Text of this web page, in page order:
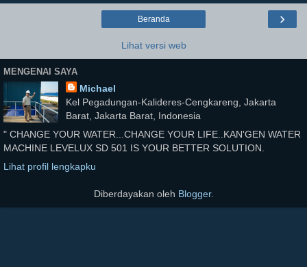
›
Beranda
Lihat versi web
MENGENAI SAYA
Michael
Kel Pegadungan-Kalideres-Cengkareng, Jakarta
Barat, Jakarta Barat, Indonesia
" CHANGE YOUR WATER...CHANGE YOUR LIFE..KAN'GEN WATER
MACHINE LEVELUX SD 501 IS YOUR BETTER SOLUTION.
Lihat profil lengkapku
Diberdayakan oleh Blogger.